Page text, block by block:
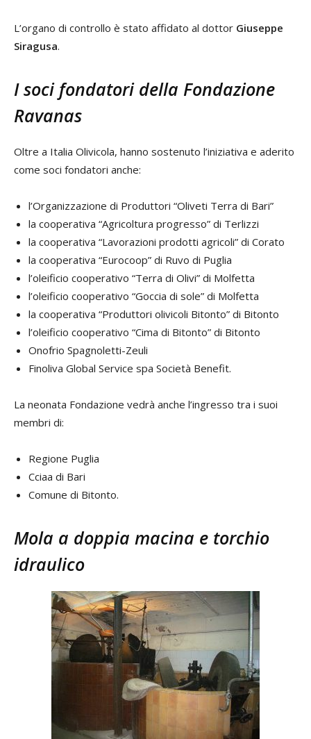
L’organo di controllo è stato affidato al dottor Giuseppe
Siragusa.
I soci fondatori della Fondazione
Ravanas
Oltre a Italia Olivicola, hanno sostenuto l’iniziativa e aderito
come soci fondatori anche:
l’Organizzazione di Produttori “Oliveti Terra di Bari”
la cooperativa “Agricoltura progresso” di Terlizzi
la cooperativa “Lavorazioni prodotti agricoli” di Corato
la cooperativa “Eurocoop” di Ruvo di Puglia
l’oleificio cooperativo “Terra di Olivi” di Molfetta
l’oleificio cooperativo “Goccia di sole” di Molfetta
la cooperativa “Produttori olivicoli Bitonto” di Bitonto
l’oleificio cooperativo “Cima di Bitonto” di Bitonto
Onofrio Spagnoletti-Zeuli
Finoliva Global Service spa Società Benefit.
La neonata Fondazione vedrà anche l’ingresso tra i suoi
membri di:
Regione Puglia
Cciaa di Bari
Comune di Bitonto.
Mola a doppia macina e torchio
idraulico